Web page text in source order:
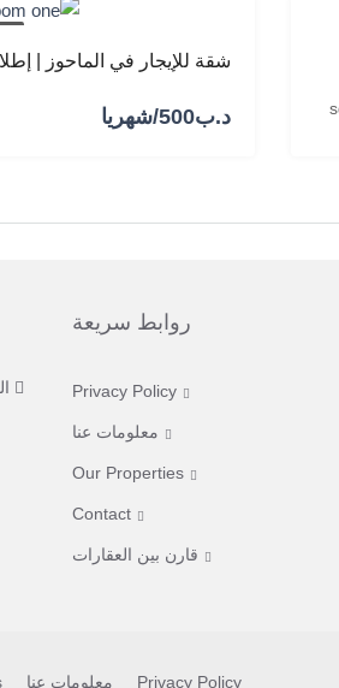
شقة للإيجار في الماحوز |
د.ب‎500/شهريا
روابط سريعة
Privacy Policy
معلومات عنا
Our Properties
Contact
قارن بين العقارات
Privacy Policy معلومات عنا